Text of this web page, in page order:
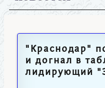
"Краснодар"
и догнал в
лидирующий